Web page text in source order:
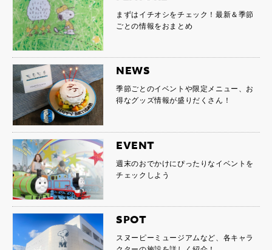
まずはイチオシをチェック！最新＆季節
ごとの情報をおまとめ
NEWS
季節ごとのイベントや限定メニュー、お
得なグッズ情報が盛りだくさん！
EVENT
週末のおでかけにぴったりなイベントを
チェックしよう
SPOT
スヌーピーミュージアムなど、各キャラ